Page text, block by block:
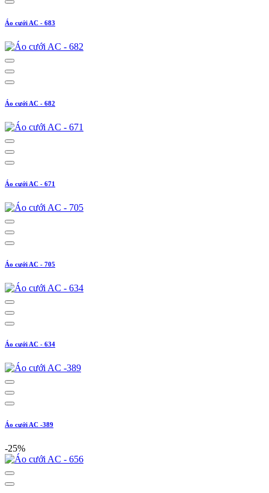
Áo cưới AC - 683
Áo cưới AC - 682
Áo cưới AC - 671
Áo cưới AC - 705
Áo cưới AC - 634
Áo cưới AC -389
-25%